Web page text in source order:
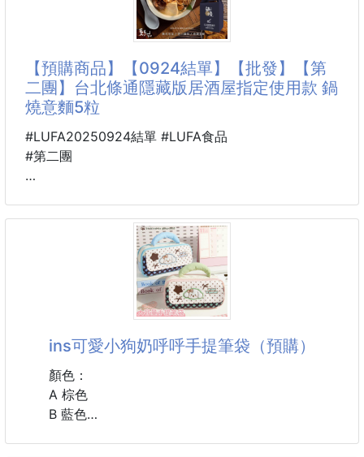
只需輕輕一扣＋旋轉旋鈕
✅根據厚度自由調整
✅安裝簡單不費力
不用釘子、不用黏膠
🌟【重複使用彈力多功能彩色迷你束帶】
彈力材質 ✨卡扣設計 ✨鬆緊可調
還是整理電線、捆小物，通通一條搞定 ✅
✅ 卡扣設計 🔒：穩固固定，開合方便，不易脫落
✅ 彈力材質 🪢：柔韌耐用，可反覆拉伸不變形
✅ 彩色迷你造型 🌈：活潑亮眼，收納也能很可愛
【預購商品】【0924結單】【批發】【第
二團】台北條通隱藏版居酒屋指定使用款 鍋
燒意麵5粒
#LUFA20250924結單 #LUFA食品
#第二團
鍋燒意麵5粒 250922-02
※廠商控價…零售價不可低於$155
⭐獨家麵體口感全新升級, 吃過保證再愛上一次💞
✔️可湯煮 ✔️可乾炒 ✔️無油耗味
✨全省各大南北百貨以及很多排隊名店、居酒屋指定
🔥開團回購率 TOP 1🔥
ins可愛小狗奶呼呼手提筆袋（預購）
顏色：
A 棕色
B 藍色